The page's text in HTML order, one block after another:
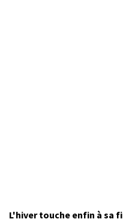
L'hiver touche enfin à sa